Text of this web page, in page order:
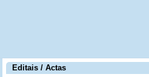
Editais / Actas